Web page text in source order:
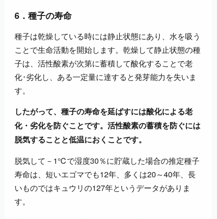
6．種子の寿命
種子は乾燥している時には静止状態にあり、水を吸う
ことで生命活動を開始します。乾燥して静止状態の種
子は、活性酸素が次第に蓄積して酸化することで老
化･劣化し、ある一定量に達すると発芽能力を失いま
す。
したがって、種子の寿命を延ばすには酸化による老
化・劣化を防ぐことです。活性酸素の蓄積を防ぐには
脱気することと低温におくことです。
脱気して－1℃で湿度30％に貯蔵した場合の推定種子
寿命は、短いエゴマでも12年、多くは20～40年、長
いものではキュウリの127年というデータがありま
す。